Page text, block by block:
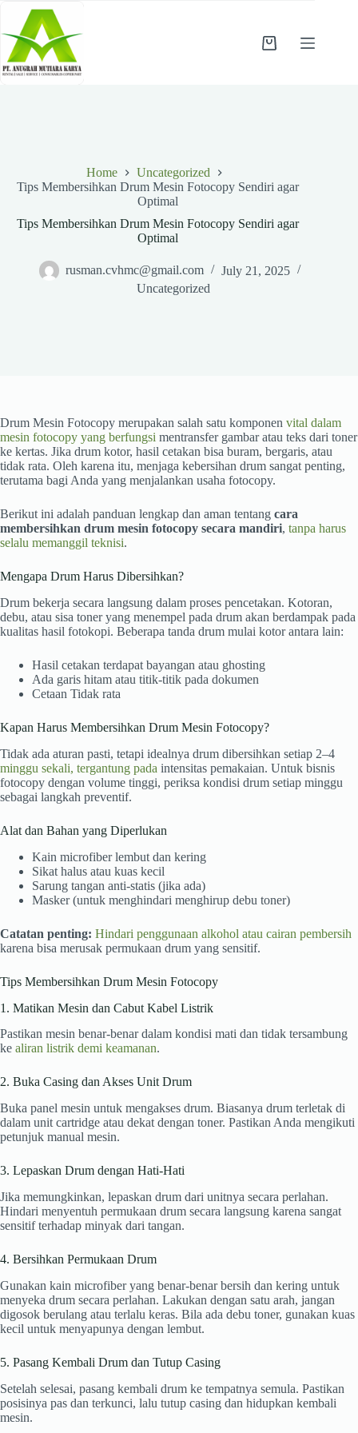
content
Shopping
Home
Uncategorized
Tips Membersihkan Drum Mesin Fotocopy Sendiri agar
Optimal
Tips Membersihkan Drum Mesin Fotocopy Sendiri agar
Optimal
rusman.cvhmc@gmail.com
July 21, 2025
Uncategorized
Drum Mesin Fotocopy merupakan salah satu komponen vital dalam
mesin fotocopy yang berfungsi mentransfer gambar atau teks dari toner
ke kertas. Jika drum kotor, hasil cetakan bisa buram, bergaris, atau
tidak rata. Oleh karena itu, menjaga kebersihan drum sangat penting,
terutama bagi Anda yang menjalankan usaha fotocopy.
Berikut ini adalah panduan lengkap dan aman tentang cara
membersihkan drum mesin fotocopy secara mandiri, tanpa harus
selalu memanggil teknisi.
Mengapa Drum Harus Dibersihkan?
Drum bekerja secara langsung dalam proses pencetakan. Kotoran,
debu, atau sisa toner yang menempel pada drum akan berdampak pada
kualitas hasil fotokopi. Beberapa tanda drum mulai kotor antara lain:
Hasil cetakan terdapat bayangan atau ghosting
Ada garis hitam atau titik-titik pada dokumen
Cetaan Tidak rata
Kapan Harus Membersihkan Drum Mesin Fotocopy?
Tidak ada aturan pasti, tetapi idealnya drum dibersihkan setiap 2–4
minggu sekali, tergantung pada intensitas pemakaian. Untuk bisnis
fotocopy dengan volume tinggi, periksa kondisi drum setiap minggu
sebagai langkah preventif.
Alat dan Bahan yang Diperlukan
Kain microfiber lembut dan kering
Sikat halus atau kuas kecil
Sarung tangan anti-statis (jika ada)
Masker (untuk menghindari menghirup debu toner)
Catatan penting: Hindari penggunaan alkohol atau cairan pembersih
karena bisa merusak permukaan drum yang sensitif.
Tips Membersihkan Drum Mesin Fotocopy
1. Matikan Mesin dan Cabut Kabel Listrik
Pastikan mesin benar-benar dalam kondisi mati dan tidak tersambung
ke aliran listrik demi keamanan.
2. Buka Casing dan Akses Unit Drum
Buka panel mesin untuk mengakses drum. Biasanya drum terletak di
dalam unit cartridge atau dekat dengan toner. Pastikan Anda mengikuti
petunjuk manual mesin.
3. Lepaskan Drum dengan Hati-Hati
Jika memungkinkan, lepaskan drum dari unitnya secara perlahan.
Hindari menyentuh permukaan drum secara langsung karena sangat
sensitif terhadap minyak dari tangan.
4. Bersihkan Permukaan Drum
Gunakan kain microfiber yang benar-benar bersih dan kering untuk
menyeka drum secara perlahan. Lakukan dengan satu arah, jangan
digosok berulang atau terlalu keras. Bila ada debu toner, gunakan kuas
kecil untuk menyapunya dengan lembut.
5. Pasang Kembali Drum dan Tutup Casing
Setelah selesai, pasang kembali drum ke tempatnya semula. Pastikan
posisinya pas dan terkunci, lalu tutup casing dan hidupkan kembali
mesin.